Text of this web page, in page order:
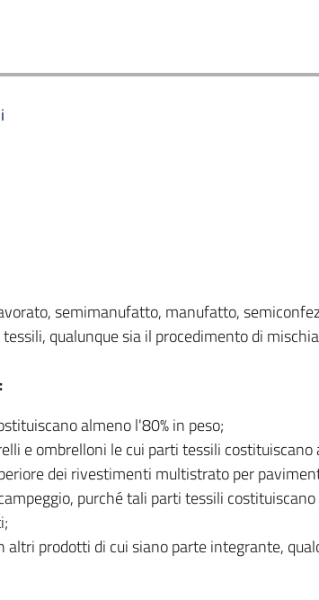
semimanufatto, manufatto,
qualunque sia il procedimento di
almeno l'80% in peso;
e ombrelloni le cui parti tessili costituiscano
dei rivestimenti multistrato per
purché tali parti tessili
prodotti di cui siano parte integrante,